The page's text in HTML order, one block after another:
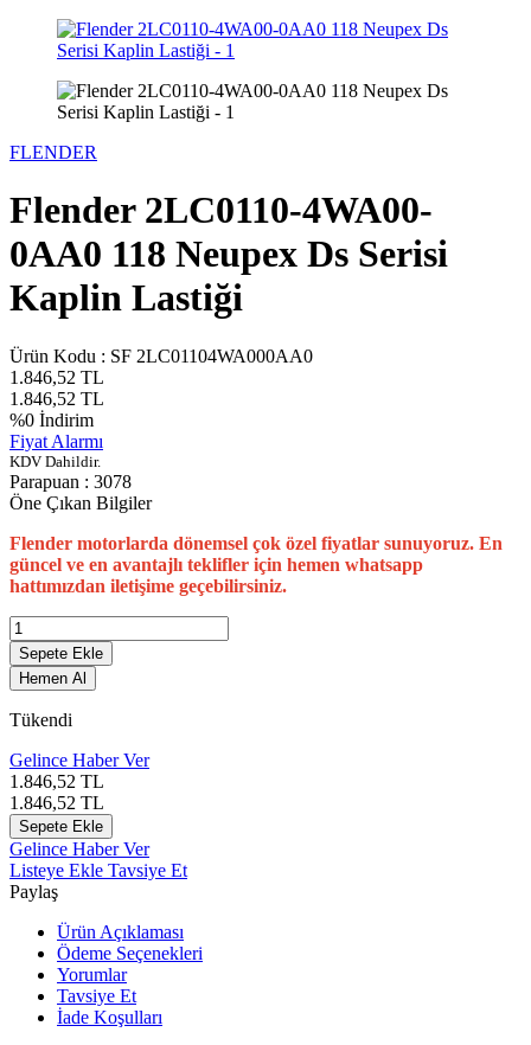
FLENDER
Flender 2LC0110-4WA00-
0AA0 118 Neupex Ds Serisi
Kaplin Lastiği
Ürün Kodu : SF 2LC01104WA000AA0
1.846,52 TL
1.846,52 TL
%0 İndirim
Fiyat Alarmı
KDV Dahildir.
Parapuan : 3078
Öne Çıkan Bilgiler
Flender motorlarda dönemsel çok özel fiyatlar sunuyoruz. En
güncel ve en avantajlı teklifler için hemen whatsapp
hattımızdan iletişime geçebilirsiniz.
Sepete Ekle
Hemen Al
Tükendi
Gelince Haber Ver
1.846,52 TL
1.846,52 TL
Sepete Ekle
Gelince Haber Ver
Listeye Ekle Tavsiye Et
Paylaş
Ürün Açıklaması
Ödeme Seçenekleri
Yorumlar
Tavsiye Et
İade Koşulları